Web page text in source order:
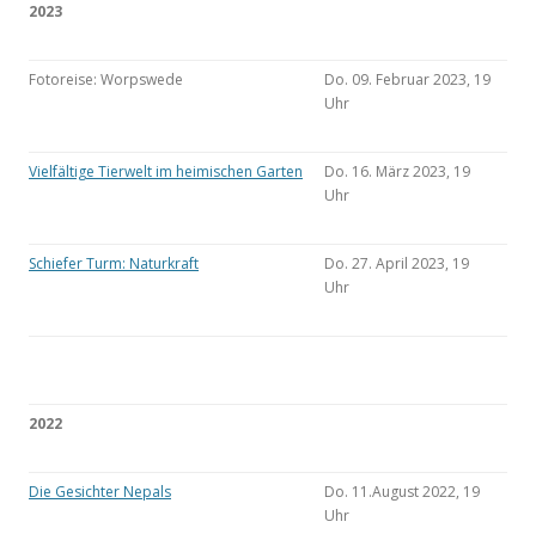
2023
Fotoreise: Worpswede
Do. 09. Februar 2023, 19
Uhr
Vielfältige Tierwelt im heimischen Garten
Do. 16. März 2023, 19
Uhr
Schiefer Turm: Naturkraft
Do. 27. April 2023, 19
Uhr
2022
Die Gesichter Nepals
Do. 11.August 2022, 19
Uhr